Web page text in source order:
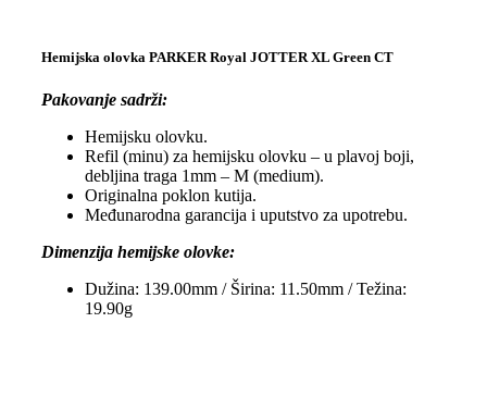
Hemijska olovka PARKER Royal JOTTER XL Green CT
Pakovanje sadrži:
Hemijsku olovku.
Refil (minu) za hemijsku olovku – u plavoj boji,
debljina traga 1mm – M (medium).
Originalna poklon kutija.
Međunarodna garancija i uputstvo za upotrebu.
Dimenzija hemijske olovke:
Dužina: 139.00mm / Širina: 11.50mm / Težina:
19.90g